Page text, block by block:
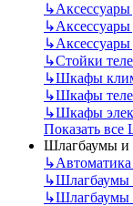
↳
↳
↳
↳Стойки
↳Шкафы
↳Шкафы
↳Шкафы
Показать
Шлагбаумы и
↳
↳Шлагбаумы
↳Шлагбаумы